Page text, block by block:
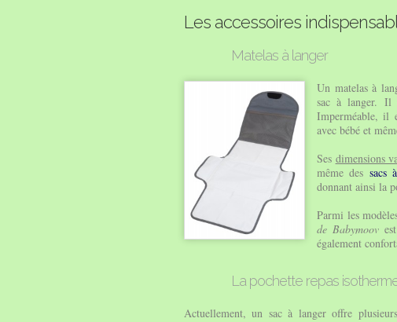
Les accessoires
Matelas à langer
Un matelas à
sac à langer. Il
Imperméable, il
avec bébé et
Ses dimensions
même des sacs
donnant ainsi la
Parmi les
de Babymoov
également
La pochette repas
Actuellement, un sac à langer offre